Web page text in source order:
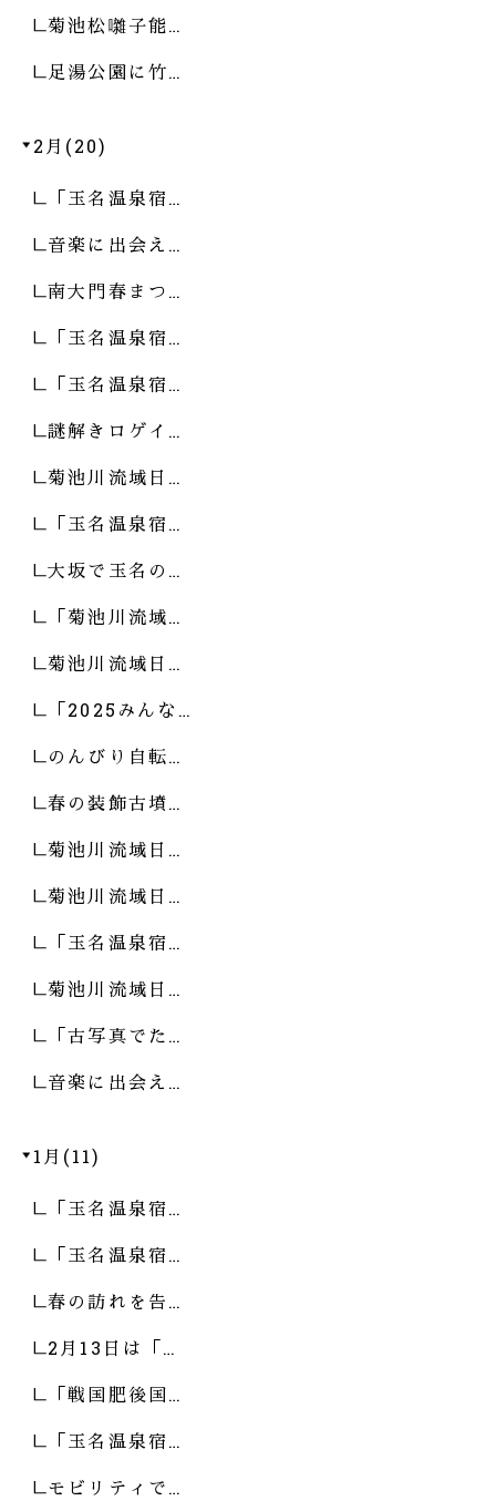
菊池松囃子能…
足湯公園に竹…
2月(20)
「玉名温泉宿…
音楽に出会え…
南大門春まつ…
「玉名温泉宿…
「玉名温泉宿…
謎解きロゲイ…
菊池川流域日…
「玉名温泉宿…
大坂で玉名の…
「菊池川流域…
菊池川流域日…
「2025みんな…
のんびり自転…
春の装飾古墳…
菊池川流域日…
菊池川流域日…
「玉名温泉宿…
菊池川流域日…
「古写真でた…
音楽に出会え…
1月(11)
「玉名温泉宿…
「玉名温泉宿…
春の訪れを告…
2月13日は「…
「戦国肥後国…
「玉名温泉宿…
モビリティで…